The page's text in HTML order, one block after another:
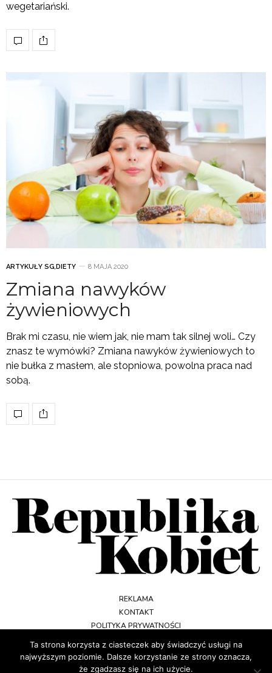
wegetariański.
ARTYKUŁY SG,DIETY 8 MAJA 2020
Zmiana nawyków
żywieniowych
Brak mi czasu, nie wiem jak, nie mam tak silnej woli… Czy
znasz te wymówki? Zmiana nawyków żywieniowych to
nie bułka z masłem, ale stopniowa, powolna praca nad
sobą.
REKLAMA
KONTAKT
POLITYKA PRYWATNOŚCI
Ta strona korzysta z ciasteczek aby świadczyć usługi na
najwyższym poziomie. Dalsze korzystanie ze strony oznacza,
że zgadzasz się na ich użycie.